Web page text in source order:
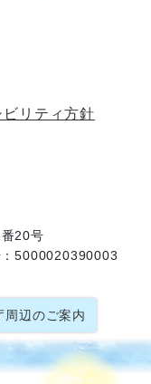
ビリティ方針
20号
5000020390003
周辺のご案内